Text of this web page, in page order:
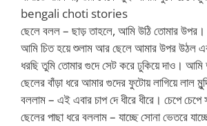
bengali choti stories
ছেলে বলল – ছাড় তাহলে, আমি উঠি তোমার উপর।
আমি চিত হয়ে শুলাম আর ছেলে আমার উপর উঠল
ধরছি তুমি তোমার গুদে সেট করে ঢুকিয়ে দাও। আমি
ছেলের বাঁড়া ধরে আমার গুদের ফুটোয় লাগিয়ে লাল
বললাম – এই এবার চাপ দে ধীরে ধীরে। চেপে
ছেলের পাছা ধরে বললাম – যাচ্ছে সোনা ভেতরে